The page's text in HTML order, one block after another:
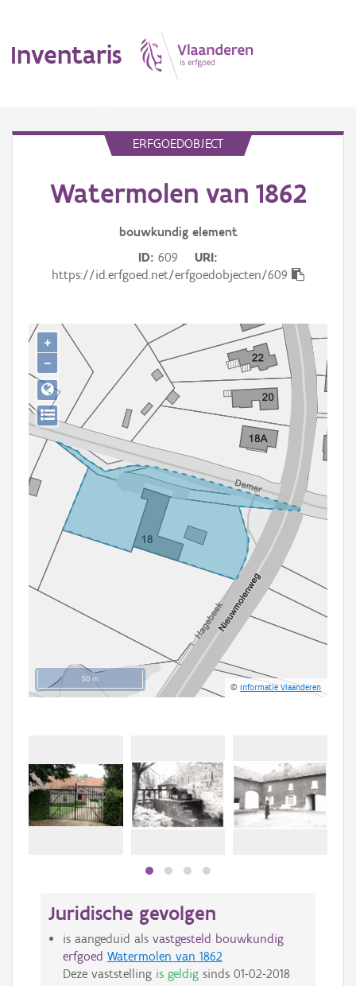
Inventaris
Erfgoedobject
Gebeurtenis
Persoon of collectief
Downloads
Hergebruik
Aanmelden
ERFGOEDOBJECT
Watermolen van 1862
bouwkundig element
ID 609
URI
https://id.erfgoed.net/erfgoedobjecten/609
50 m
©Informatie Vlaanderen
+
−
Juridische gevolgen
is aangeduid als vastgesteld bouwkundig
erfgoed Watermolen van 1862
Deze vaststelling is geldigsinds 01-02-2018